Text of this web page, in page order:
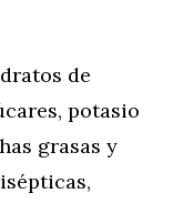
de
potasio
grasas y